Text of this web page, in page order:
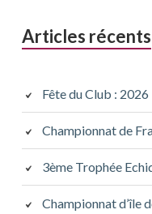
Articles récents
Fête du Club : 2026
Championnat de
3ème Trophée
Championnat d’île